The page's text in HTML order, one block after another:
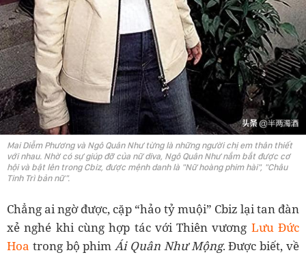
Mai Diễm Phương và Ngô Quân Như từng là những người chị em thân thiết
với nhau. Nhờ có sự giúp đỡ của nữ diva, Ngô Quân Như nắm bắt được cơ
hội và bật lên trong Cbiz, được mệnh danh là "Nữ hoàng phim hài", "Châu
Tinh Trì bản nữ".
Chẳng ai ngờ được, cặp “hảo tỷ muội” Cbiz lại tan đàn
xẻ nghé khi cùng hợp tác với Thiên vương Lưu Đức
Hoa trong bộ phimÁi Quân Như Mộng. Được biết, về